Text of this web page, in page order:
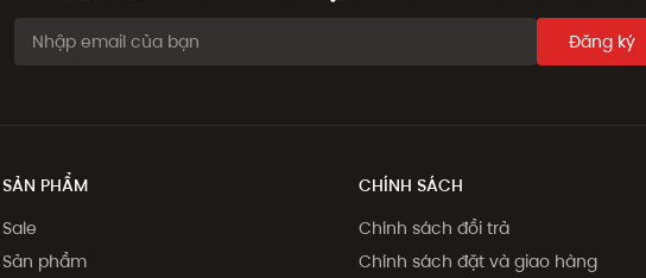
Đăng ký
SẢN PHẨM
Sale
Sản phẩm
CHÍNH SÁCH
Chính sách đổi trả
Chính sách đặt và giao hàng